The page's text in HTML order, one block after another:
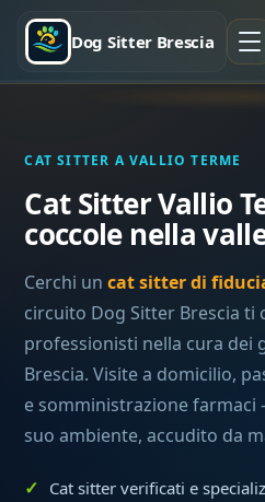
Dog Sitter Brescia
CAT SITTER A VALLIO TERME
Cat Sitter Vallio
coccole nella
Cerchi uncat sitter di
circuito Dog Sitter Brescia
professionisti nella cura dei
Brescia. Visite a domicilio,
e somministrazione
suo ambiente, accudito da
Cat sitter verificati e